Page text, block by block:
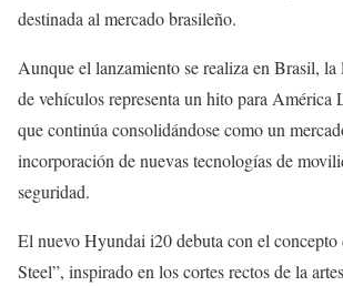
destinada al mercado brasileño.
Aunque el lanzamiento se realiza en Brasil, la
de vehículos representa un hito para América
que continúa consolidándose como un
incorporación de nuevas tecnologías de
seguridad.
El nuevo Hyundai i20 debuta con el
Steel”, inspirado en los cortes rectos de la